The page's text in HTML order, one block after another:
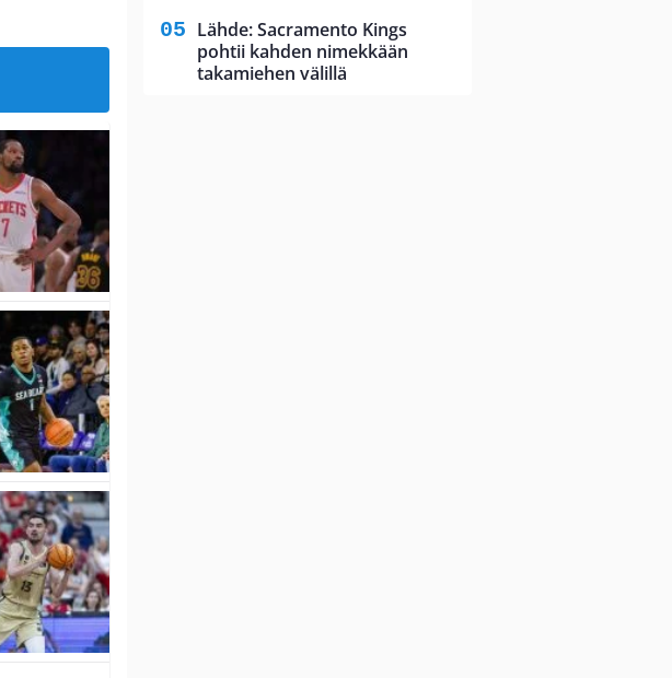
Lähde: Sacramento Kings
pohtii kahden nimekkään
takamiehen välillä